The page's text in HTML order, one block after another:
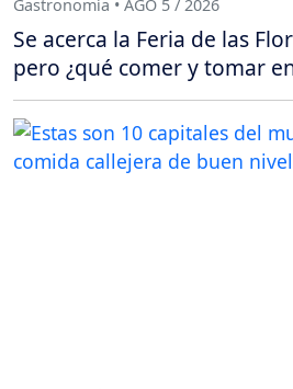
Gastronomía • AGO 5 / 2026
Se acerca la Feria de las
pero ¿qué comer y tomar